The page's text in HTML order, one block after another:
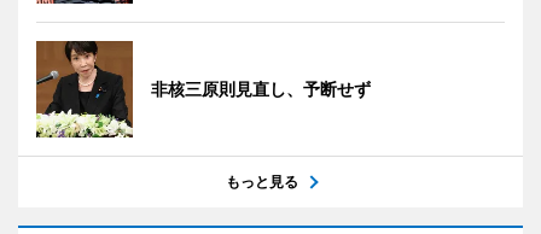
非核三原則見直し、予断せず
もっと見る